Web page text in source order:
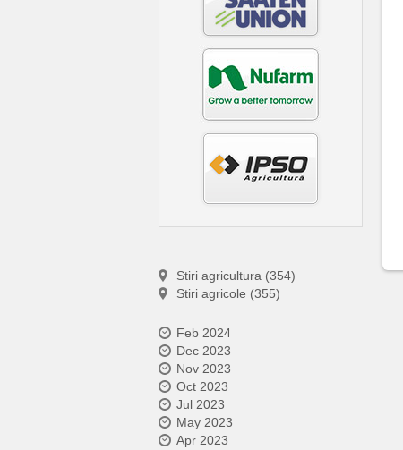
Stiri agricultura (354)
Stiri agricole (355)
Feb 2024
Dec 2023
Nov 2023
Oct 2023
Jul 2023
May 2023
Apr 2023